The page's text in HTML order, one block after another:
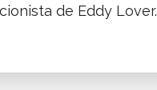
de Eddy Lover.